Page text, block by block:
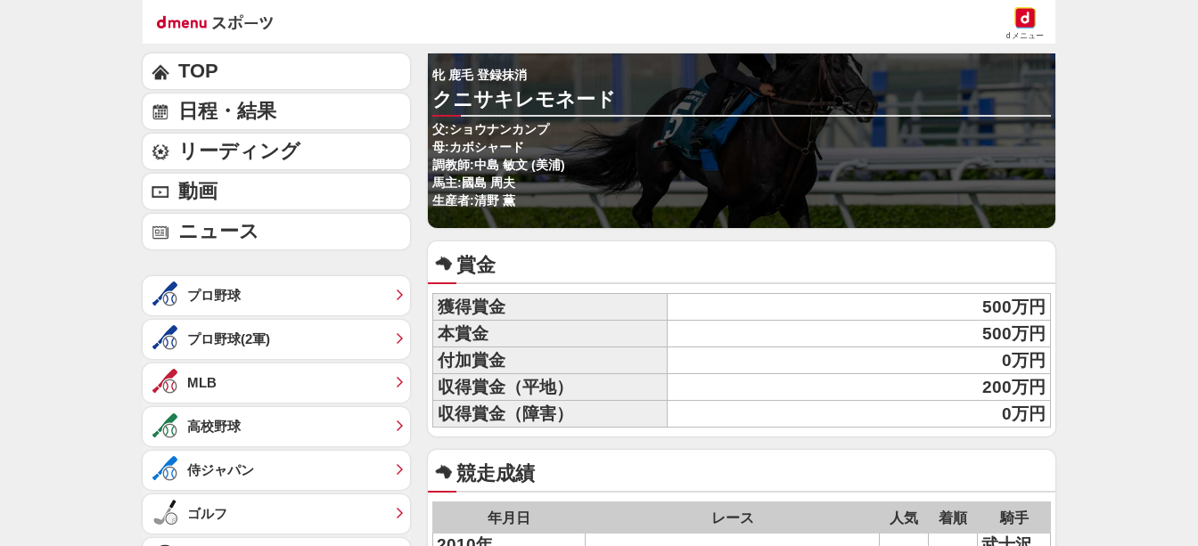
dメニュー
牝 鹿毛 登録抹消
クニサキレモネード
父:ショウナンカンプ
母:カボシャード
調教師:中島 敏文 (美浦)
馬主:國島 周夫
生産者:清野 薫
賞金
獲得賞金
500万円
本賞金
500万円
付加賞金
0万円
収得賞金（平地）
200万円
収得賞金（障害）
0万円
競走成績
年月日 レース 人気 着順 騎手
TOP
日程・結果
リーディング
動画
ニュース
プロ野球
プロ野球(2軍)
MLB
高校野球
侍ジャパン
ゴルフ